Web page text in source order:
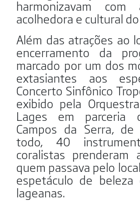
harmonizavam
acolhedora e cultural
Além das atrações ao
encerramento da
marcado por um dos
extasiantes aos
Concerto Sinfônico
exibido pela
Lages em parceria
Campos da Serra, de
todo, 40
coralistas prenderam
quem passava pelo
espetáculo de beleza
lageanas.